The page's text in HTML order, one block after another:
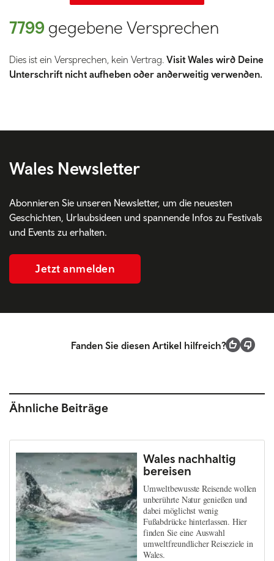
7799 gegebene Versprechen
Dies ist ein Versprechen, kein Vertrag. Visit Wales wird Deine
Unterschrift nicht aufheben oder anderweitig verwenden.
Wales Newsletter
Abonnieren Sie unseren Newsletter, um die neuesten
Geschichten, Urlaubsideen und spannende Infos zu Festivals
und Events zu erhalten.
Jetzt anmelden
Fanden Sie diesen Artikel hilfreich?
Ähnliche Beiträge
Wales nachhaltig
bereisen
Umweltbewusste Reisende wollen
unberührte Natur genießen und
dabei möglichst wenig
Fußabdrücke hinterlassen. Hier
finden Sie eine Auswahl
umweltfreundlicher Reiseziele in
Wales.